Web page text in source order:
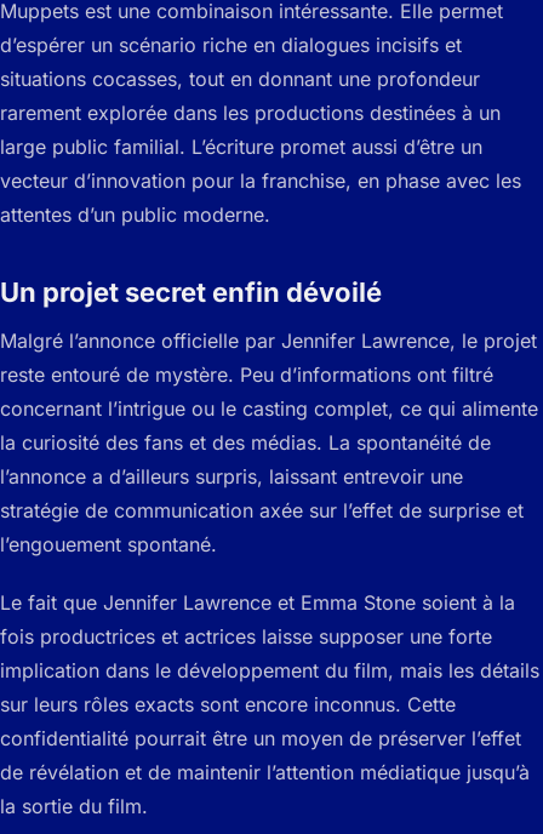
Muppets est une combinaison intéressante. Elle permet
d’espérer un scénario riche en dialogues incisifs et
situations cocasses, tout en donnant une profondeur
rarement explorée dans les productions destinées à un
large public familial. L’écriture promet aussi d’être un
vecteur d’innovation pour la franchise, en phase avec les
attentes d’un public moderne.
Un projet secret enfin dévoilé
Malgré l’annonce officielle par Jennifer Lawrence, le projet
reste entouré de mystère. Peu d’informations ont filtré
concernant l’intrigue ou le casting complet, ce qui alimente
la curiosité des fans et des médias. La spontanéité de
l’annonce a d’ailleurs surpris, laissant entrevoir une
stratégie de communication axée sur l’effet de surprise et
l’engouement spontané.
Le fait que Jennifer Lawrence et Emma Stone soient à la
fois productrices et actrices laisse supposer une forte
implication dans le développement du film, mais les détails
sur leurs rôles exacts sont encore inconnus. Cette
confidentialité pourrait être un moyen de préserver l’effet
de révélation et de maintenir l’attention médiatique jusqu’à
la sortie du film.